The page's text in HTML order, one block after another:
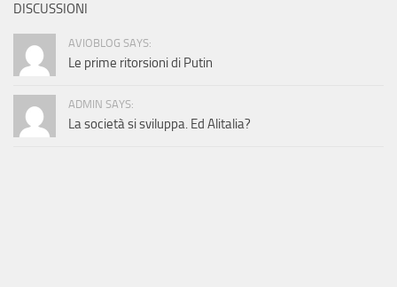
DISCUSSIONI
AVIOBLOG SAYS:
Le prime ritorsioni di Putin
ADMIN SAYS:
La società si sviluppa. Ed Alitalia?